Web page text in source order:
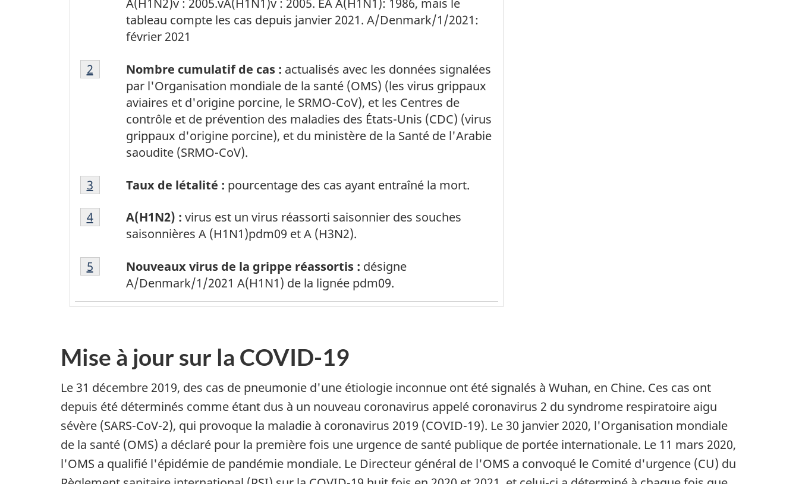
A(H1N2)v : 2005.vA(H1N1)v : 2005. EA A(H1N1): 1986, mais le
tableau compte les cas depuis janvier 2021. A/Denmark/1/2021:
février 2021
Tableau
1
2
Nombre cumulatif de cas : actualisés avec les données signalées
par l'Organisation mondiale de la santé (OMS) (les virus grippaux
aviaires et d'origine porcine, le SRMO-CoV), et les Centres de
contrôle et de prévention des maladies des États-Unis (CDC) (virus
grippaux d'origine porcine), et du ministère de la Santé de l'Arabie
saoudite (SRMO-CoV).
Tableau 1 Retour à la référence de la note de bas de page
2
Tableau
1
Note
de
de
page
Taux de létalité : pourcentage des cas ayant entraîné la mort.
Tableau 1 Retour à la référence de la note de bas de page
3
Tableau
1
de
bas
page
A(H1N2) : virus est un virus réassorti saisonnier des souches
saisonnières A (H1N1)pdm09 et A (H3N2).
Tableau 1 Retour à la référence de la note de bas de page
4
Tableau
1
de
page
Nouveaux virus de la grippe réassortis : désigne
A/Denmark/1/2021 A(H1N1) de la lignée pdm09.
Tableau 1 Retour à la référence de la note de bas de page
5
Mise à jour sur la COVID-19
Le 31 décembre 2019, des cas de pneumonie d'une étiologie inconnue ont été signalés à Wuhan, en Chine. Ces cas ont
depuis été déterminés comme étant dus à un nouveau coronavirus appelé coronavirus 2 du syndrome respiratoire aigu
sévère (SARS-CoV-2), qui provoque la maladie à coronavirus 2019 (COVID-19). Le 30 janvier 2020, l'Organisation mondiale
de la santé (OMS) a déclaré pour la première fois une urgence de santé publique de portée internationale. Le 11 mars 2020,
l'OMS a qualifié l'épidémie de pandémie mondiale. Le Directeur général de l'OMS a convoqué le Comité d'urgence (CU) du